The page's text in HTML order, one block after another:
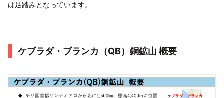
は足踏みとなっています。
ケブラダ・ブランカ（QB）銅鉱山 概要